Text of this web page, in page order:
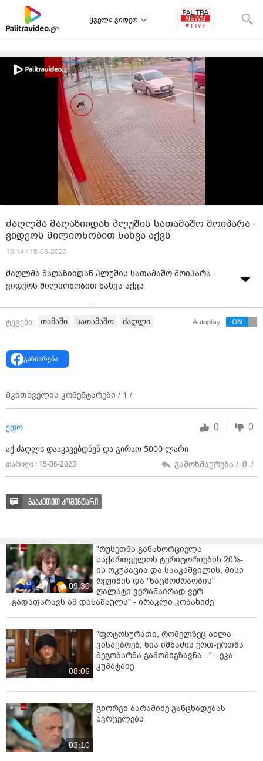
ყველა ვიდეო
ძაღლმა მაღაზიიდან პლუშის სათამაშო მოიპარა -
ვიდეოს მილიონობით ნახვა აქვს
10:14 / 15-06-2023
ძაღლმა მაღაზიიდან პლუშის სათამაშო მოიპარა -
ვიდეოს მილიონობით ნახვა აქვს
შენიშვნა: ვიდეო საქართველოში არ არის
გადაღებული
ტეგები: თამაში სათამაშო ძაღლი Autoplay
გაზიარება
მკითხველის კომენტარები / 1 /
ედო 0 0
აქ ძაღლს დააკავებდნენ და გირაო 5000 ლარი
თარიღი : 15-06-2023 გამოხმაურება / 0 /
გააკეთეთ კომენტარი
09:30
"რუსეთმა განახორციელა
საქართველოს ტერიტორიების 20%-
ის ოკუპაცია და სააკაშვილის, მისი
რეჟიმის და "ნაცმოძრაობის"
ღალატი ვერანაირად ვერ
გადაფარავს ამ დანაშაულს" - ირაკლი კობახიძე
08:06
"ფოტოსურათი, რომელზეც ახლა
ვისაუბრებ, ნია იმნაძის ერთ-ერთმა
მეგობარმა გამომიგზავნა..." - ეკა
კუპატაძე
03:10
გიორგი ბარამიძე განცხადებას
ავრცელებს